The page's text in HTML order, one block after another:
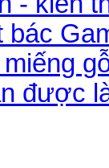
bác
được